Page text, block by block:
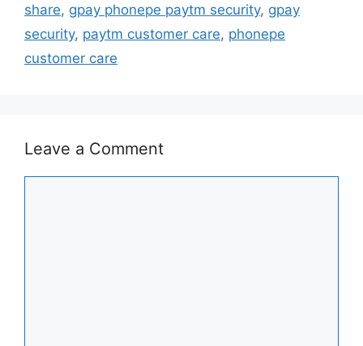
share, gpay phonepe paytm security, gpay
security, paytm customer care, phonepe
customer care
Leave a Comment